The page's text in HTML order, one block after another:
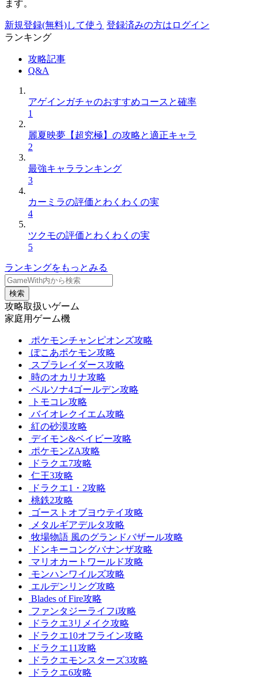
ます。
新規登録(無料)して使う 登録済みの方はログイン
ランキング
攻略記事
Q&A
アゲインガチャのおすすめコースと確率
1
麗夏映夢【超究極】の攻略と適正キャラ
2
最強キャラランキング
3
カーミラの評価とわくわくの実
4
ツクモの評価とわくわくの実
5
ランキングをもっとみる
検索
攻略取扱いゲーム
家庭用ゲーム機
ポケモンチャンピオンズ攻略
ぽこあポケモン攻略
スプラレイダース攻略
時のオカリナ攻略
ペルソナ4ゴールデン攻略
トモコレ攻略
バイオレクイエム攻略
紅の砂漠攻略
デイモン&ベイビー攻略
ポケモンZA攻略
ドラクエ7攻略
仁王3攻略
ドラクエ1・2攻略
桃鉄2攻略
ゴーストオブヨウテイ攻略
メタルギアデルタ攻略
牧場物語 風のグランドバザール攻略
ドンキーコングバナンザ攻略
マリオカートワールド攻略
モンハンワイルズ攻略
エルデンリング攻略
Blades of Fire攻略
ファンタジーライフi攻略
ドラクエ3リメイク攻略
ドラクエ10オフライン攻略
ドラクエ11攻略
ドラクエモンスターズ3攻略
ドラクエ6攻略